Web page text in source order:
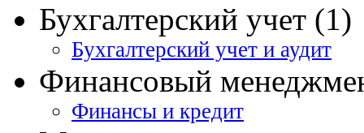
Бухгалтерский учет (1)
Бухгалтерский учет и аудит
Финансовый
Финансы и кредит